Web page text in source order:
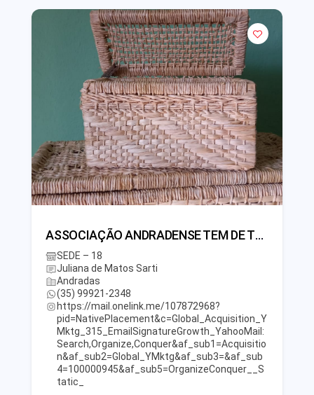
ASSOCIAÇÃO ANDRADENSE TEM DE TUDO ARTESANAL
SEDE – 18
Juliana de Matos Sarti
Andradas
(35) 99921-2348
https://mail.onelink.me/107872968?
pid=NativePlacement&c=Global_Acquisition_Y
Mktg_315_EmailSignatureGrowth_YahooMail:
Search,Organize,Conquer&af_sub1=Acquisitio
n&af_sub2=Global_YMktg&af_sub3=&af_sub
4=100000945&af_sub5=OrganizeConquer__S
tatic_